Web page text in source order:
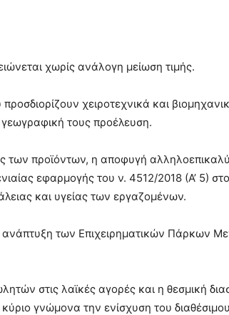
χωρίς ανάλογη μείωση τιμής.
χειροτεχνικά και
γεωγραφική τους προέλευση.
των προϊόντων, η αποφυγή
εφαρμογής του ν. 4512/2018 (Α’ 5)
και υγείας των εργαζομένων.
ανάπτυξη των Επιχειρηματικών Πάρκων
στις λαϊκές αγορές και η θεσμική
γνώμονα την ενίσχυση του